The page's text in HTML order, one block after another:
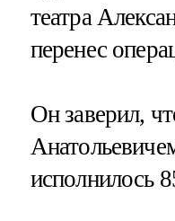
театра
перенес
Он заверил,
исполнилось